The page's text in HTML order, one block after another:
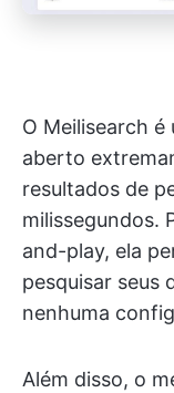
O Meilisearch
aberto
resultados de
milissegundos.
and-play, ela
pesquisar seus
nenhuma
Além disso, o